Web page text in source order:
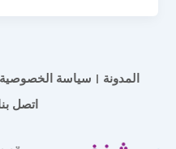
المدونة سياسة الخصوصية
اتصل